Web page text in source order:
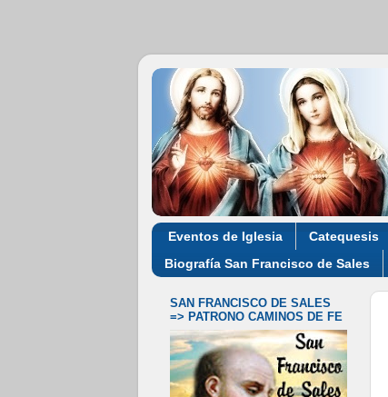
Eventos de Iglesia Catequesis
Biografía San Francisco de Sales
SAN FRANCISCO DE SALES
=> PATRONO CAMINOS DE FE